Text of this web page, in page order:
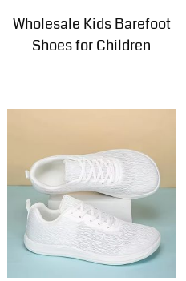
Wholesale Kids Barefoot
Shoes for Children